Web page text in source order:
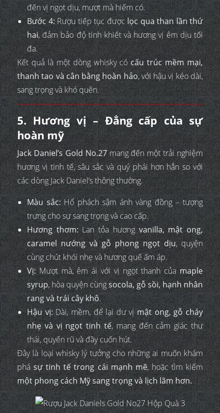
đến vị ngọt dịu, mượt mà hiếm có.
Bước 4:Rượu tiếp tục đượclọc qua than lần thứ
hai, đảm bảo độ tinh khiết và hương vị êm dịu tối
đa.
Kết quả là một dòng whisky cócấu trúc mềm mại,
thanh tao và cân bằng hoàn hảo, với hậu vị kéo dài,
sang trọng và khó quên.
5. Hương vị – Đẳng cấp của sự
hoàn mỹ
Jack Daniel’s Gold No.27mang đến một trải nghiệm
hương vị tinh tế, sâu sắc và quý phái hơn hẳn so với
các dòng Jack Daniel’s thông thường.
Màu sắc:Hổ phách sậm ánh vàng đồng – tượng
trưng cho sự sang trọng và cao cấp.
Hương thơm:Lan tỏa hươngvanilla, mật ong,
caramel nướng và gỗ phong ngọt dịu, quyện
cùng chút khói nhẹ và hương quế ấm áp.
Vị:Mượt mà, êm ái với vị ngọt thanh củamaple
syrup, hòa quyện cùngsocola, gỗ sồi, hạnh nhân
rang và trái cây khô.
Hậu vị:Dài, mềm, để lại dư vịmật ong, gỗ cháy
nhẹ và vị ngọt tinh tế, mang đến cảm giác thư
thái, quyến rũ và đầy cuốn hút.
Đây là loại whisky lý tưởng cho những ai muốn khám
phásự tinh tế trong cái mạnh mẽ, hoặc tìm kiếm
một phong cách Mỹ sang trọng và lịch lãm hơn.